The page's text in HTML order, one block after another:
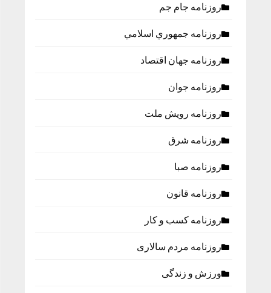
روزنامه جام جم
روزنامه جمهوري اسلامي
روزنامه جهان اقتصاد
روزنامه جوان
روزنامه رویش ملت
روزنامه شرق
روزنامه صبا
روزنامه قانون
روزنامه كسب و كار
روزنامه مردم سالاری
ورزش و زندگی